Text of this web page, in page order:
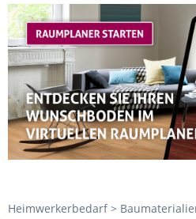
Heimwerkerbedarf >